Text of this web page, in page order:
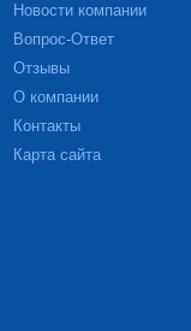
Новости компании
Вопрос-Ответ
Отзывы
О компании
Контакты
Карта сайта